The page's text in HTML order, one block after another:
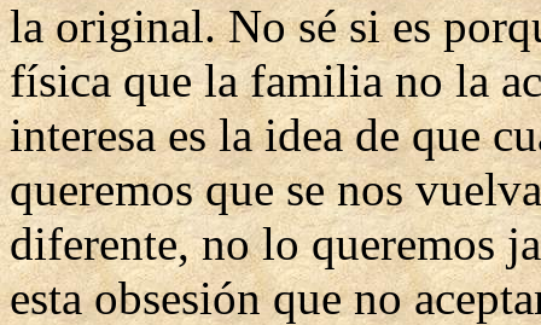
la original. No sé si es
física que la familia no la
interesa es la idea de que
queremos que se nos
diferente, no lo queremos
esta obsesión que no